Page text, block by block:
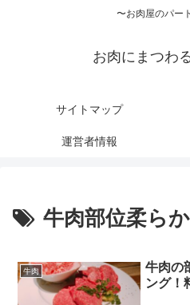
〜お肉屋のパー
お肉にまつわ
サイトマップ
運営者情報
牛肉部位柔ら
牛肉
牛肉の
ング！